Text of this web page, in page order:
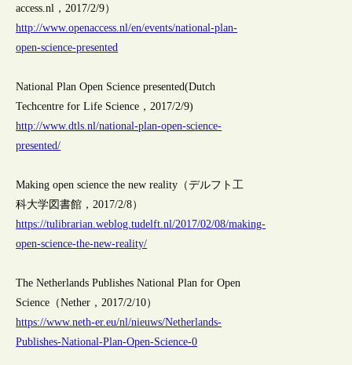
access.nl，2017/2/9）
http://www.openaccess.nl/en/events/national-plan-
open-science-presented
National Plan Open Science presented(Dutch
Techcentre for Life Science，2017/2/9)
http://www.dtls.nl/national-plan-open-science-
presented/
Making open science the new reality（デルフト工
科大学図書館，2017/2/8）
https://tulibrarian.weblog.tudelft.nl/2017/02/08/making-
open-science-the-new-reality/
The Netherlands Publishes National Plan for Open
Science（Nether，2017/2/10）
https://www.neth-er.eu/nl/nieuws/Netherlands-
Publishes-National-Plan-Open-Science-0